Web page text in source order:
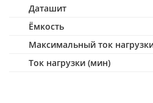
Даташит
Ёмкость
Максимальный ток
Ток нагрузки (мин)